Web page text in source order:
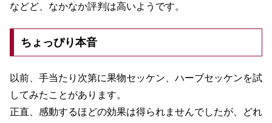
などど、なかなか評判は高いようです。
ちょっぴり本音
以前、手当たり次第に果物セッケン、ハーブセッケンを試
してみたことがあります。
正直、感動するほどの効果は得られませんでしたが、どれ